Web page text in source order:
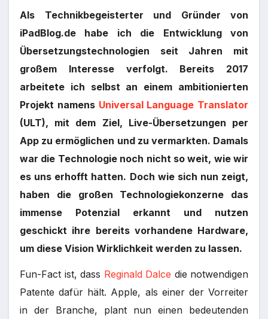
Als Technikbegeisterter und Gründer von
iPadBlog.de habe ich die Entwicklung von
Übersetzungstechnologien seit Jahren mit
großem Interesse verfolgt. Bereits 2017
arbeitete ich selbst an einem ambitionierten
Projekt namens Universal Language Translator
(ULT), mit dem Ziel, Live-Übersetzungen per
App zu ermöglichen und zu vermarkten. Damals
war die Technologie noch nicht so weit, wie wir
es uns erhofft hatten. Doch wie sich nun zeigt,
haben die großen Technologiekonzerne das
immense Potenzial erkannt und nutzen
geschickt ihre bereits vorhandene Hardware,
um diese Vision Wirklichkeit werden zu lassen.
Fun-Fact ist, dass Reginald Dalce die notwendigen
Patente dafür hält. Apple, als einer der Vorreiter
in der Branche, plant nun einen bedeutenden